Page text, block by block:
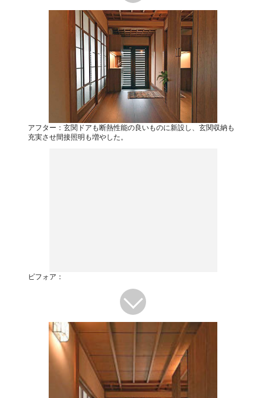
アフター：玄関ドアも断熱性能の良いものに新設し、玄関収納も
充実させ間接照明も増やした。
ビフォア：